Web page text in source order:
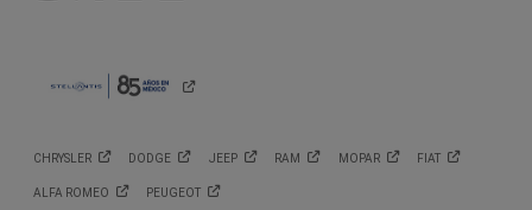
CHRYSLER DODGE JEEP RAM MOPAR FIAT
ALFA ROMEO PEUGEOT